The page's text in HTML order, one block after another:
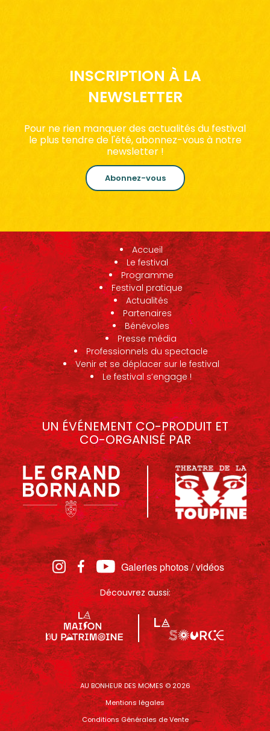
INSCRIPTION À LA
NEWSLETTER
Pour ne rien manquer des actualités du festival
le plus tendre de l'été, abonnez-vous à notre
newsletter !
Abonnez-vous
Accueil
Le festival
Programme
Festival pratique
Actualités
Partenaires
Bénévoles
Presse média
Professionnels du spectacle
Venir et se déplacer sur le festival
Le festival s’engage !
UN ÉVÉNEMENT CO-PRODUIT ET
CO-ORGANISÉ PAR
Galeries photos / vidéos
Découvrez aussi:
AU BONHEUR DES MOMES © 2026
Mentions légales
Conditions Générales de Vente